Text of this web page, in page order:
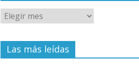
Las más leídas